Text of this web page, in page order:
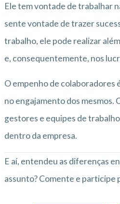
Ele tem vontade de trabalhar
sente vontade de trazer
trabalho, ele pode realizar
e, consequentemente, nos
O empenho de colaboradores
no engajamento dos
gestores e equipes de
dentro da empresa.
E aí, entendeu as diferenças
assunto? Comente e participe